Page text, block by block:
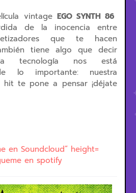
vintage EGO SYNTH 86
de la inocencia entre
que te hacen
tiene algo que decir
tecnología nos está
lo importante: nuestra
hit te pone a pensar ¡déjate